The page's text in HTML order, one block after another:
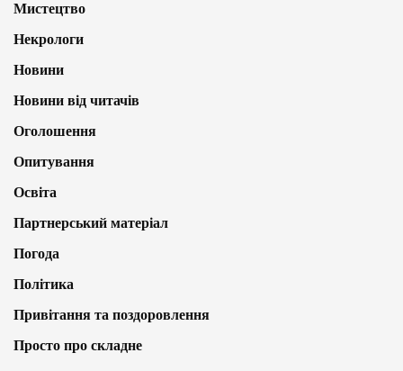
Мистецтво
Некрологи
Новини
Новини від читачів
Оголошення
Опитування
Освіта
Партнерський матеріал
Погода
Політика
Привітання та поздоровлення
Просто про складне